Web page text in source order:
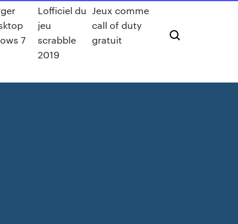
7
Lofficiel du
jeu
scrabble
2019
Jeux comme
call of duty
gratuit